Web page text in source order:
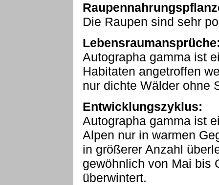
Die Raupen sind sehr
Autographa gamma ist
Habitaten angetroffen
nur dichte Wälder ohne
Entwicklungszyklus:
Autographa gamma ist
Alpen nur in warmen
in größerer Anzahl
gewöhnlich von Mai bis
überwintert.